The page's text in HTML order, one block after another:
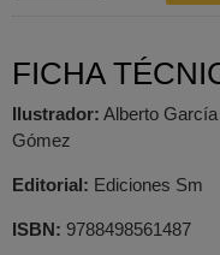
FICHA
Ilustrador: Alberto
Gómez
Editorial: Ediciones Sm
ISBN: 9788498561487